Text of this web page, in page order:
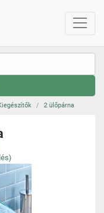
2 ülőpárna